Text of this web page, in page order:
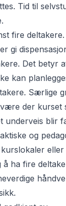
Tid til
fire
gi
Det betyr
kan
Særlige
der kurset
underveis blir
og
eller
å ha fire